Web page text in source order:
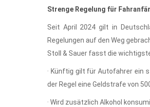
Strenge Regelung für
Seit April 2024 gilt in
Regelungen auf den Weg
Stoll & Sauer fasst die
· Künftig gilt für Autofahrer ein
der Regel eine Geldstrafe von
· Wird zusätzlich Alkohol